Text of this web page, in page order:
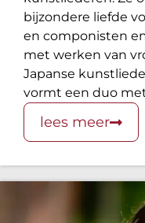
bijzondere liefde
en componisten
met werken van
Japanse
vormt een duo
lees meer